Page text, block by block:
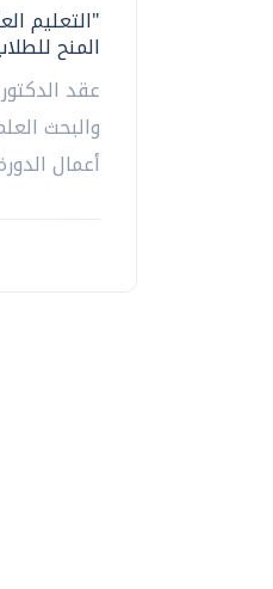
"التعليم
المنح
عقد
والبحث
أعمال